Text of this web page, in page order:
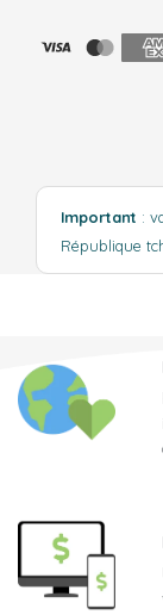
Important :
République